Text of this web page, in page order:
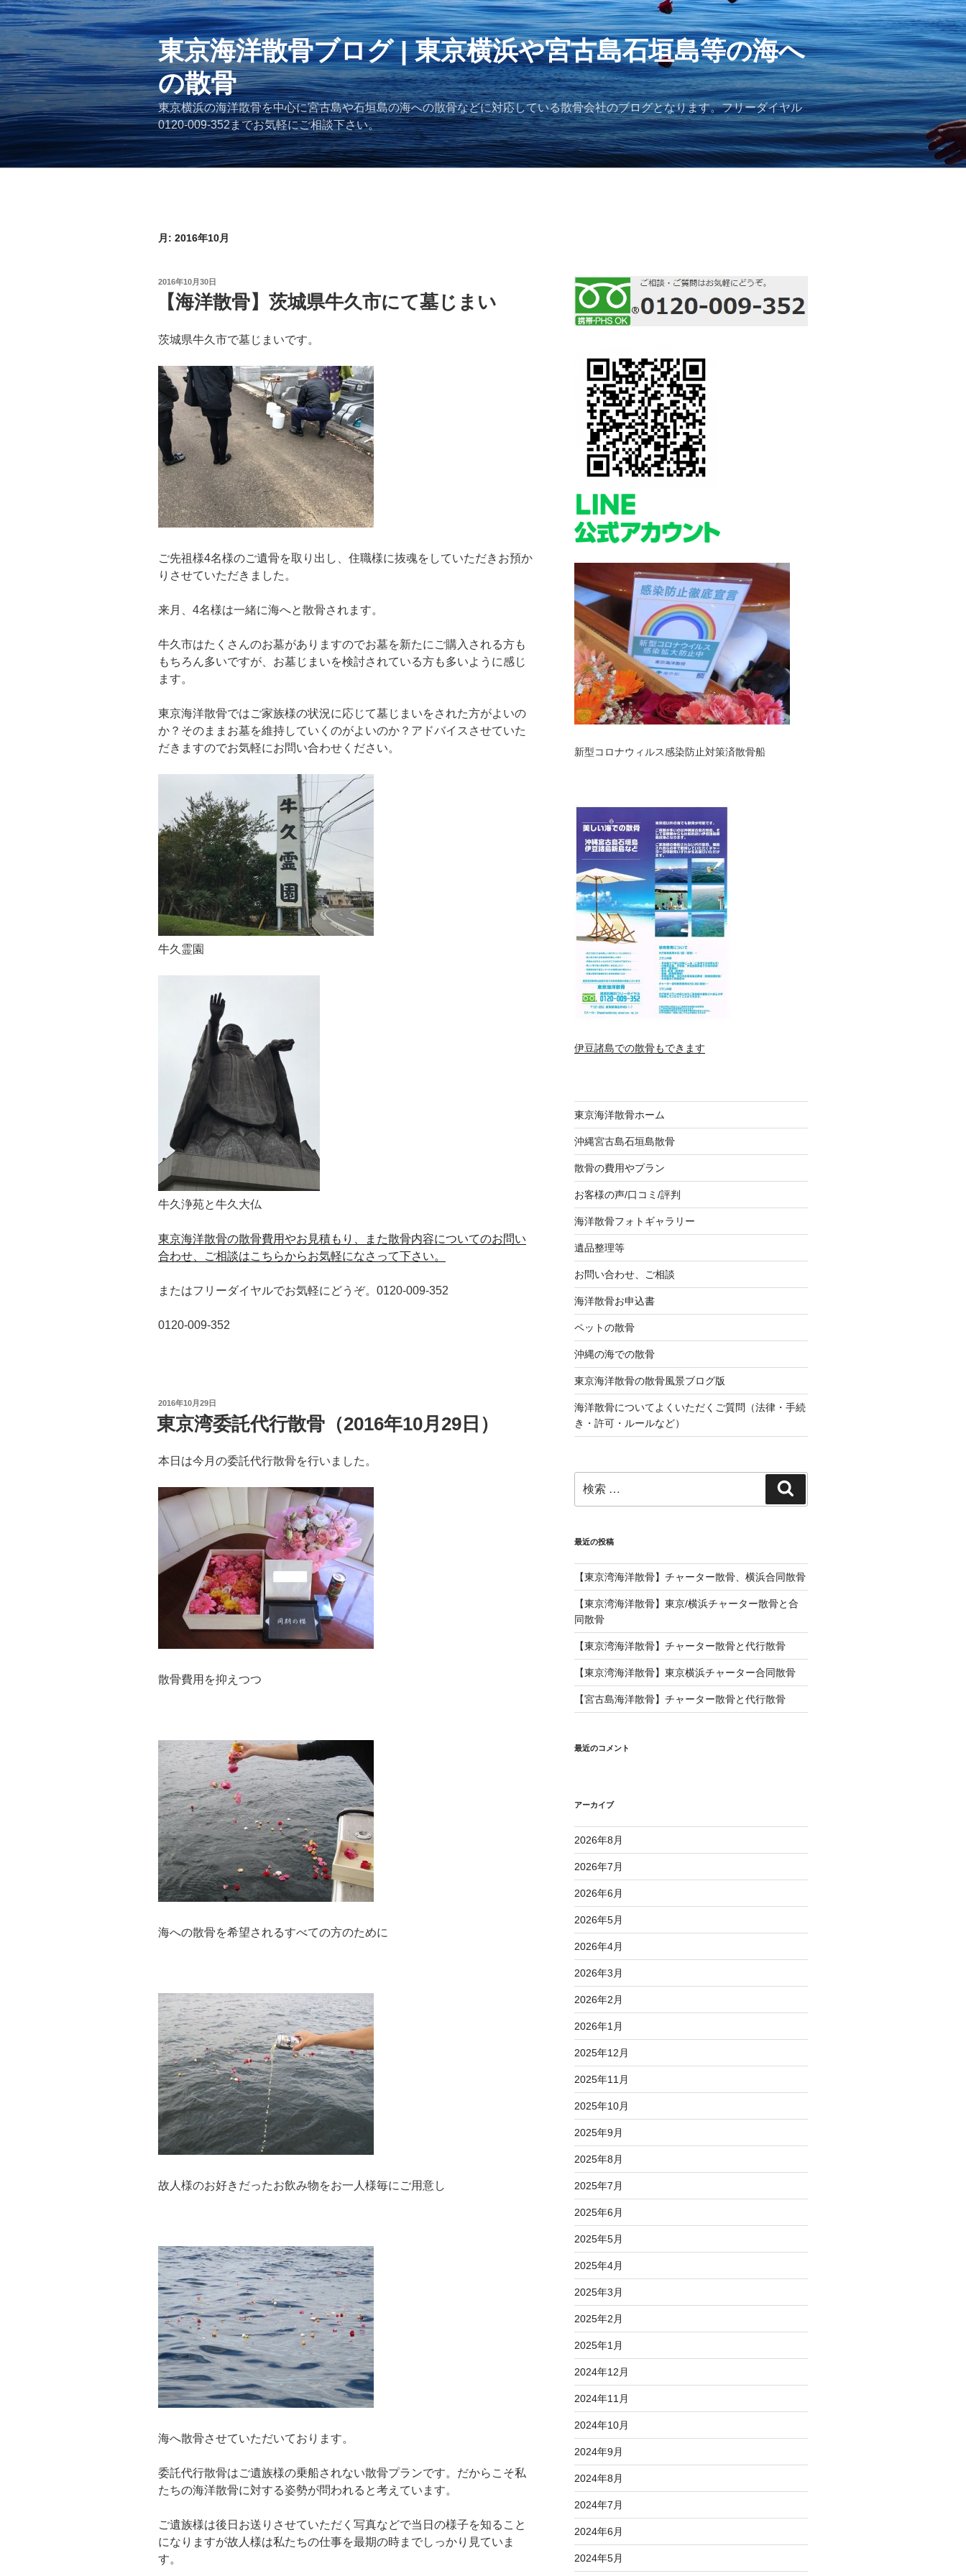
コ
ン
ン
ツ
へ
ス
ッ
プ
東京海洋散骨ブログ | 東京横浜や宮古島石垣島等の海へ
の散骨
東京横浜の海洋散骨を中心に宮古島や石垣島の海への散骨などに対応している散骨会社のブログとなります。フリーダイヤル
0120-009-352までお気軽にご相談下さい。
月: 2016年10月
投
2016年10月30日
【海洋散骨】茨城県牛久市にて墓じまい
茨城県牛久市で墓じまいです。
ご先祖様4名様のご遺骨を取り出し、住職様に抜魂をしていただきお預か
りさせていただきました。
来月、4名様は一緒に海へと散骨されます。
牛久市はたくさんのお墓がありますのでお墓を新たにご購入される方も
もちろん多いですが、お墓じまいを検討されている方も多いように感じ
ます。
東京海洋散骨ではご家族様の状況に応じて墓じまいをされた方がよいの
か？そのままお墓を維持していくのがよいのか？アドバイスさせていた
だきますのでお気軽にお問い合わせください。
牛久霊園
牛久浄苑と牛久大仏
東京海洋散骨の散骨費用やお見積もり、また散骨内容についてのお問い
合わせ、ご相談はこちらからお気軽になさって下さい。
またはフリーダイヤルでお気軽にどうぞ。0120-009-352
0120-009-352
投
稿
日:
2016年10月29日
東京湾委託代行散骨（2016年10月29日）
本日は今月の委託代行散骨を行いました。
散骨費用を抑えつつ
海への散骨を希望されるすべての方のために
故人様のお好きだったお飲み物をお一人様毎にご用意し
海へ散骨させていただいております。
委託代行散骨はご遺族様の乗船されない散骨プランです。だからこそ私
たちの海洋散骨に対する姿勢が問われると考えています。
ご遺族様は後日お送りさせていただく写真などで当日の様子を知ること
になりますが故人様は私たちの仕事を最期の時までしっかり見ていま
す。
新型コロナウィルス感染防止対策済散骨船
伊豆諸島での散骨もできます
東京海洋散骨ホーム
沖縄宮古島石垣島散骨
散骨の費用やプラン
お客様の声/口コミ/評判
海洋散骨フォトギャラリー
遺品整理等
お問い合わせ、ご相談
海洋散骨お申込書
ペットの散骨
沖縄の海での散骨
東京海洋散骨の散骨風景ブログ版
海洋散骨についてよくいただくご質問（法律・手続
き・許可・ルールなど）
索:
索
最近の投稿
【東京湾海洋散骨】チャーター散骨、横浜合同散骨
【東京湾海洋散骨】東京/横浜チャーター散骨と合
同散骨
【東京湾海洋散骨】チャーター散骨と代行散骨
【東京湾海洋散骨】東京横浜チャーター合同散骨
【宮古島海洋散骨】チャーター散骨と代行散骨
最近のコメント
アーカイブ
2026年8月
2026年7月
2026年6月
2026年5月
2026年4月
2026年3月
2026年2月
2026年1月
2025年12月
2025年11月
2025年10月
2025年9月
2025年8月
2025年7月
2025年6月
2025年5月
2025年4月
2025年3月
2025年2月
2025年1月
2024年12月
2024年11月
2024年10月
2024年9月
2024年8月
2024年7月
2024年6月
2024年5月